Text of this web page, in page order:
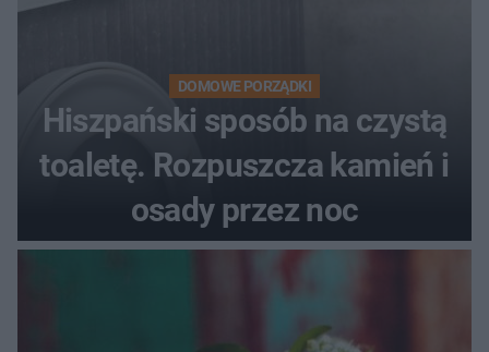
DOMOWE PORZĄDKI
Hiszpański sposób na czystą
toaletę. Rozpuszcza kamień i
osady przez noc